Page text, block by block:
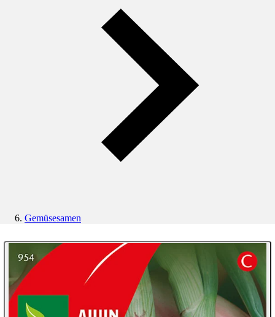
Gemüsesamen